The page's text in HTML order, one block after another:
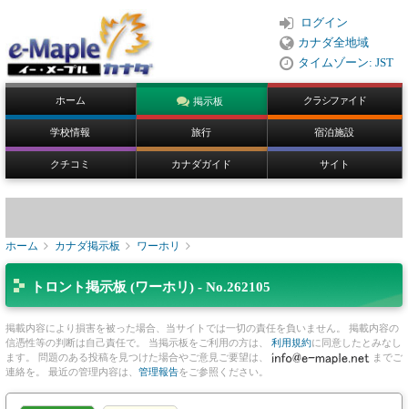
ログイン
カナダ全地域
タイムゾーン: JST
ホーム 掲示板 クラシファイド
学校情報 旅行 宿泊施設
クチコミ カナダガイド サイト
ホーム カナダ掲示板 ワーホリ
トロント掲示板 (ワーホリ) - No.262105
掲載内容により損害を被った場合、当サイトでは一切の責任を負いません。 掲載内容の
信憑性等の判断は自己責任で。 当掲示板をご利用の方は、 利用規約に同意したとみなし
ます。 問題のある投稿を見つけた場合やご意見ご要望は、
までご
連絡を。 最近の管理内容は、 管理報告をご参照ください。